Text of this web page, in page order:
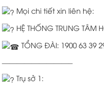
Mọi chi tiết xin liên hệ:
HỆ THỐNG TRUNG TÂM
TỔNG ĐÀI: 1900 63 39
—————————–
Trụ sở 1: